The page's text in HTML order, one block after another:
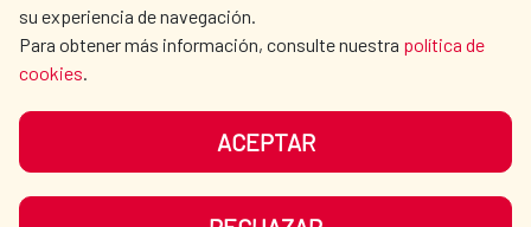
su experiencia de navegación.
Para obtener más información, consulte nuestra política de
cookies.
ACEPTARPROTECCIÓN DE DATOS